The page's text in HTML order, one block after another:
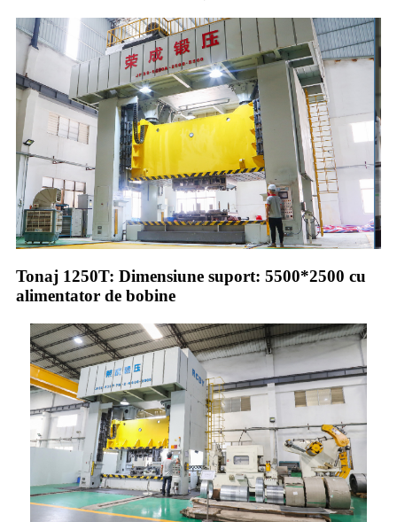
Tonaj 1250T: Dimensiune suport: 5500*2500 cu
alimentator de bobine